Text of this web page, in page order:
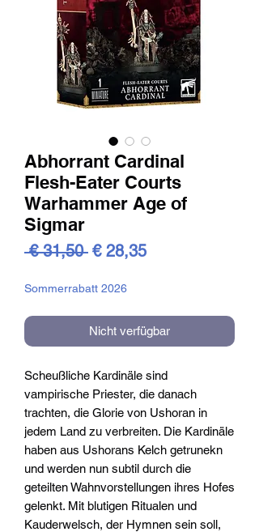
Abhorrant Cardinal
Flesh-Eater Courts
Warhammer Age of
Sigmar
€ 31,50 Standardpreis
€ 28,35Sale-
Sommerrabatt 2026
Nicht verfügbar
Scheußliche Kardinäle sind
vampirische Priester, die danach
trachten, die Glorie von Ushoran in
jedem Land zu verbreiten. Die Kardinäle
haben aus Ushorans Kelch getrunekn
und werden nun subtil durch die
geteilten Wahnvorstellungen ihres Hofes
gelenkt. Mit blutigen Ritualen und
Kauderwelsch, der Hymnen sein soll,